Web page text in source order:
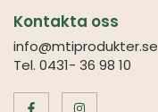
Kontakta oss
info@mtiprodukter.se
Tel. 0431- 36 98 10